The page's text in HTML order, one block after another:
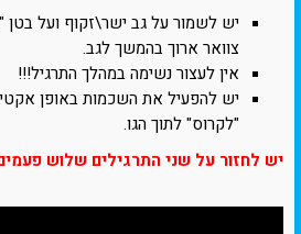
יש לשמור על גב ישר\זקוף ועל בטן
צוואר ארוך בהמשך לגב.
אין לעצור נשימה במהלך התרגיל!!!
יש להפעיל את השכמות באופן
"לקרוס" לתוך הגו.
יש לחזור על שני התרגילים שלוש